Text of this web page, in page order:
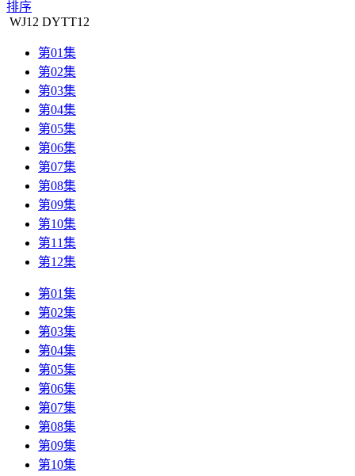
排序
WJ12 DYTT12
第01集
第02集
第03集
第04集
第05集
第06集
第07集
第08集
第09集
第10集
第11集
第12集
第01集
第02集
第03集
第04集
第05集
第06集
第07集
第08集
第09集
第10集